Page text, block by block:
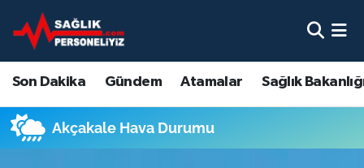
Son Dakika Gündem Atamalar Sağlık
Akçakale Hava Durumu
Son Dakika
Gündem
Atamalar
Nöbetçi Eczaneler
Hava Durumu
Namaz Vakitleri